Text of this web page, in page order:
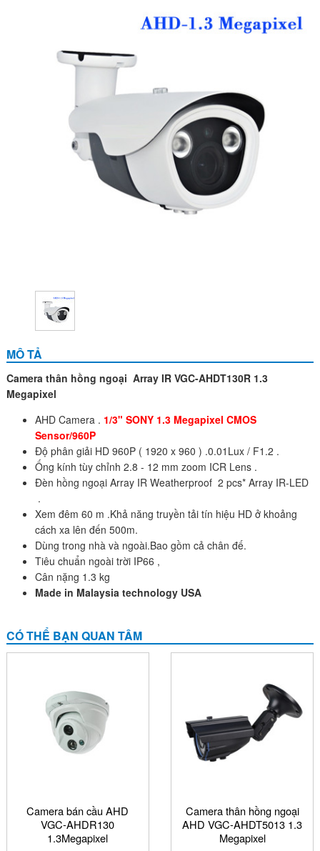
MÔ TẢ
Camera thân hồng ngoại Array IR VGC-AHDT130R 1.3
Megapixel
AHD Camera . 1/3" SONY 1.3 Megapixel CMOS
Sensor/960P
Độ phân giải HD 960P ( 1920 x 960 ) .0.01Lux / F1.2 .
Ống kính tùy chỉnh 2.8 - 12 mm zoom ICR Lens.
Đèn hồng ngoại Array IR Weatherproof 2 pcs* Array IR-LED
.
Xem đêm 60 m .Khả năng truyền tải tín hiệu HD ở khoảng
cách xa lên đến 500m.
Dùng trong nhà và ngoài.Bao gồm cả chân đế.
Tiêu chuẩn ngoài trời IP66 ,
Cân nặng 1.3 kg
Made in Malaysia technology USA
CÓ THỂ BẠN QUAN TÂM
Camera bán cầu AHD
VGC-AHDR130
1.3Megapixel
Camera thân hồng ngoại
AHD VGC-AHDT5013 1.3
Megapixel